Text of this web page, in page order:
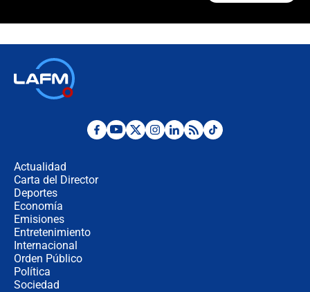
Estratega de Abelardo de la Espriella
Actualidad
Carta del Director
Deportes
Economía
Emisiones
Entretenimiento
Internacional
Orden Público
Política
Sociedad